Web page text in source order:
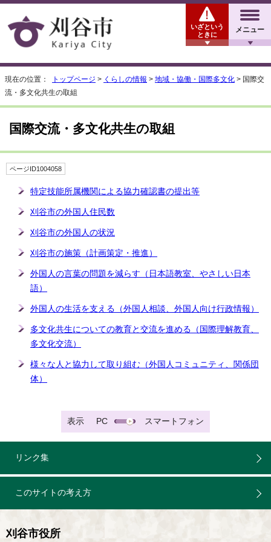
メニュー
いざという
ときに
現在の位置： トップページ > くらしの情報 > 地域・協働・国際多文化 > 国際交
流・多文化共生の取組
国際交流・多文化共生の取組
ページID1004058
特定技能所属機関による協力確認書の提出等
刈谷市の外国人住民数
刈谷市の外国人の状況
刈谷市の施策（計画策定・推進）
外国人の言葉の問題を減らす（日本語教室、やさしい日本
語）
外国人の生活を支える（外国人相談、外国人向け行政情報）
多文化共生についての教育と交流を進める（国際理解教育、
多文化交流）
様々な人と協力して取り組む（外国人コミュニティ、関係団
体）
表示 PC スマートフォン
リンク集
このサイトの考え方
刈谷市役所